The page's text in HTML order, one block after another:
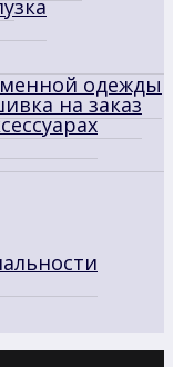
одежды
на заказ